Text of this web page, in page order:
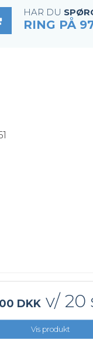
HAR DU
RING PÅ
DKKv/ 20
Vis produkt